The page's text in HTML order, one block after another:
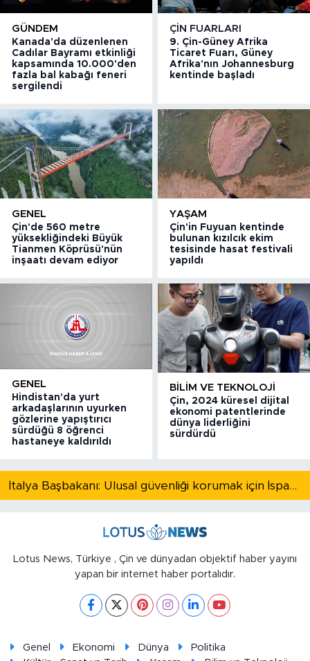
GÜNDEM
Kanada'da düzenlenen
Cadılar Bayramı etkinliği
kapsamında 10.000'den
fazla bal kabağı feneri
sergilendi
ÇIN FUARLARI
9. Çin-Güney Afrika
Ticaret Fuarı, Güney
Afrika'nın Johannesburg
kentinde başladı
GENEL
Çin'de 560 metre
yüksekliğindeki Büyük
Tianmen Köprüsü'nün
inşaatı devam ediyor
YAŞAM
Çin'in Fuyuan kentinde
bulunan kızılcık ekim
tesisinde hasat festivali
yapıldı
GENEL
Hindistan'da yurt
arkadaşlarının uyurken
gözlerine yapıştırıcı
sürdüğü 8 öğrenci
hastaneye kaldırıldı
BILIM VE TEKNOLOJI
Çin, 2024 küresel dijital
ekonomi patentlerinde
dünya liderliğini
sürdürdü
İtalya Başbakanı: Ulusal güvenliği korumak için İspanya ile Schengen kapsamındaki serbest dolaşımı askıya alıyoruz
Lotus News, Türkiye , Çin ve dünyadan objektif haber yayını
yapan bir internet haber portalıdır.
Genel Ekonomi Dünya
Politika